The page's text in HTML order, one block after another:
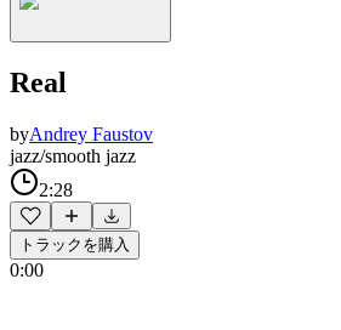
Real
byAndrey Faustov
jazz/smooth jazz
2:28
トラックを購入
0:00